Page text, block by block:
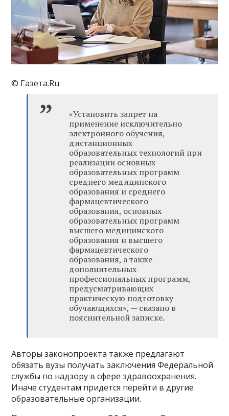
© Газета.Ru
«Установить запрет на
применение исключительно
электронного обучения,
дистанционных
образовательных технологий при
реализации основных
образовательных программ
среднего медицинского
образования и среднего
фармацевтического
образования, основных
образовательных программ
высшего медицинского
образования и высшего
фармацевтического
образования, а также
дополнительных
профессиональных программ,
предусматривающих
практическую подготовку
обучающихся», — сказано в
пояснительной записке.
Авторы законопроекта также предлагают
обязать вузы получать заключения Федеральной
службы по надзору в сфере здравоохранения.
Иначе студентам придется перейти в другие
образовательные организации.